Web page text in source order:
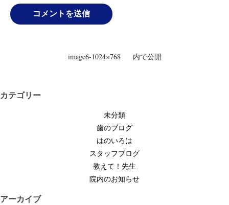
ビ
image6-1024×768 内で公開
カテゴリー
未分類
歯のブログ
はのいろは
スタッフブログ
教えて！先生
院内のお知らせ
アーカイブ